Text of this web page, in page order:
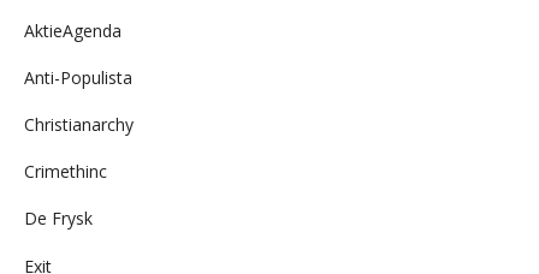
AktieAgenda
Anti-Populista
Christianarchy
Crimethinc
De Frysk
Exit